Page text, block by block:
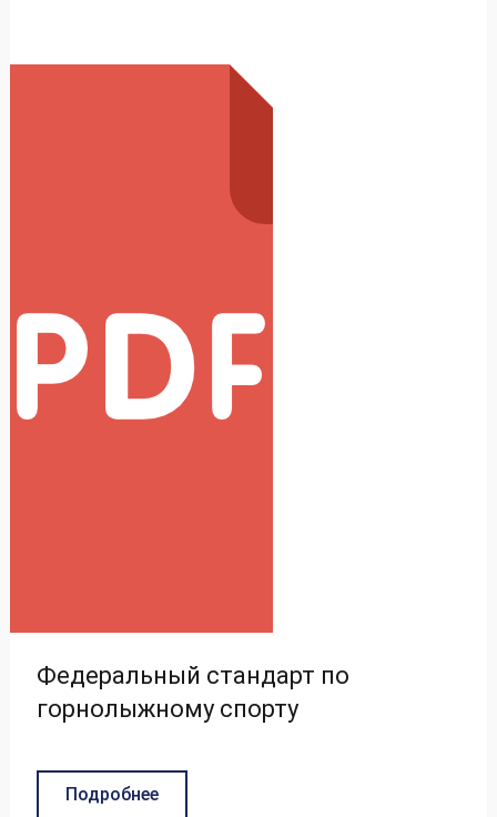
Федеральный стандарт по
горнолыжному спорту
Подробнее